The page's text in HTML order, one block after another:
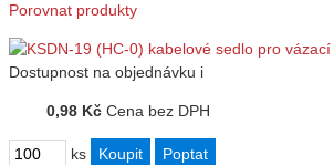
Porovnat produkty
Dostupnost na objednávku i
0,98 Kč Cena bez DPH
ks